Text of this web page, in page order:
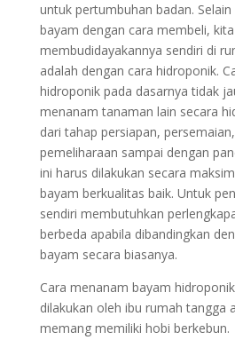
untuk pertumbuhan badan.
bayam dengan cara membeli,
membudidayakannya sendiri di
adalah dengan cara hidroponik.
hidroponik pada dasarnya tidak
menanam tanaman lain secara
dari tahap persiapan,
pemeliharaan sampai dengan
ini harus dilakukan secara
bayam berkualitas baik. Untuk
sendiri membutuhkan
berbeda apabila dibandingkan
bayam secara biasanya.
Cara menanam bayam
dilakukan oleh ibu rumah tangga
memang memiliki hobi berkebun.